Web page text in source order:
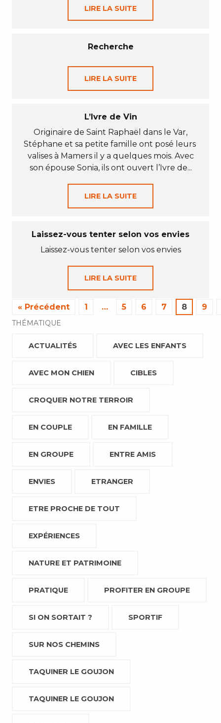
LIRE LA SUITE
Recherche
LIRE LA SUITE
L’Ivre de Vin
Originaire de Saint Raphaël dans le Var,
Stéphane et sa petite famille ont posé leurs
valises à Mamers il y a quelques mois. Avec
son épouse Sonia, ils ont ouvert l’Ivre de...
LIRE LA SUITE
Laissez-vous tenter selon vos envies
Laissez-vous tenter selon vos envies
LIRE LA SUITE
« Précédent 1 … 5 6 7 8 9
THÉMATIQUE
ACTUALITÉS AVEC LES ENFANTS
AVEC MON CHIEN CIBLES
CROQUER NOTRE TERROIR
EN COUPLE EN FAMILLE
EN GROUPE ENTRE AMIS
ENVIES ETRANGER
ETRE PROCHE DE TOUT
EXPÉRIENCES
NATURE ET PATRIMOINE
PRATIQUE PROFITER EN GROUPE
SI ON SORTAIT ? SPORTIF
SUR NOS CHEMINS
TAQUINER LE GOUJON
TAQUINER LE GOUJON